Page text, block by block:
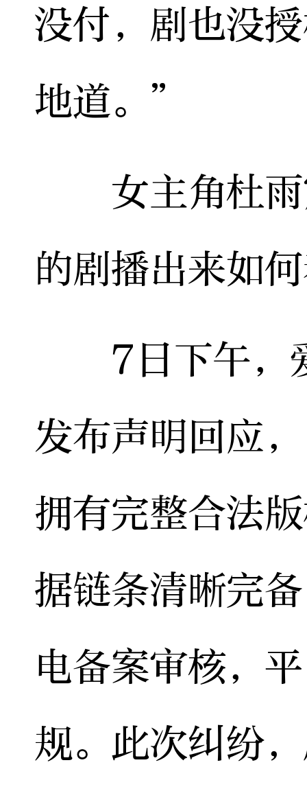
没付，剧也没
地道。”
女主角杜雨
的剧播出来如
7日下午，爱
发布声明回应
拥有完整合法
据链条清晰完
电备案审核，
规。此次纠纷